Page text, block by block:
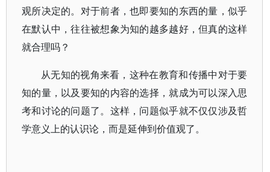
观所决定的。对于前者，也即要知的东西的量，似乎
在默认中，往往被想象为知的越多越好，但真的这样
就合理吗？
从无知的视角来看，这种在教育和传播中对于要
知的量，以及要知的内容的选择，就成为可以深入思
考和讨论的问题了。这样，问题似乎就不仅仅涉及哲
学意义上的认识论，而是延伸到价值观了。